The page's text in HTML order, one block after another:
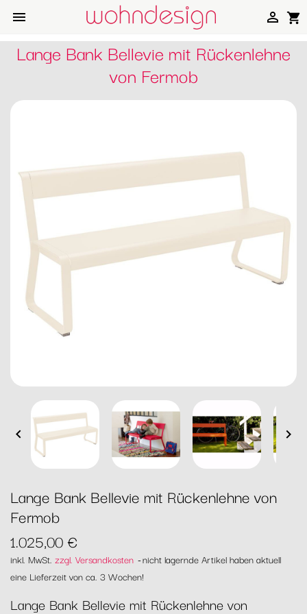
 shopping_cart

Lange Bank Bellevie mit Rückenlehne
von Fermob
 
Lange Bank Bellevie mit Rückenlehne von
Fermob
1.025,00 €
inkl. MwSt. zzgl. Versandkosten nicht lagernde Artikel haben aktuell
eine Lieferzeit von ca. 3 Wochen!
Lange Bank Bellevie mit Rückenlehne von